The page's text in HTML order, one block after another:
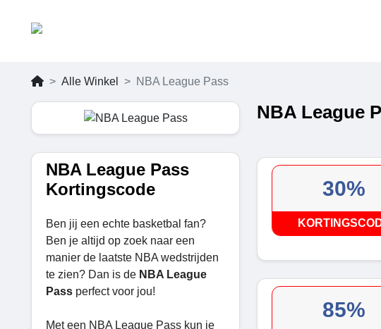
Alle Winkel NBA League Pass
NBA League Pass
Kortingscode
Ben jij een echte basketbal fan?
Ben je altijd op zoek naar een
manier de laatste NBA wedstrijden
te zien? Dan is de NBA League
Pass perfect voor jou!
Met een NBA League Pass kun je
NBA League
30%
85%